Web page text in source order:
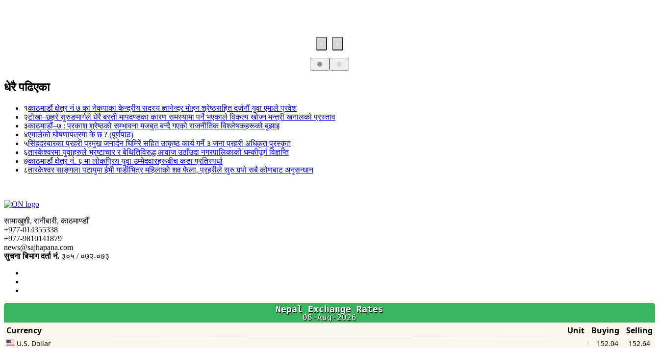
‹ ›
धेरै पढिएका
१काठमाडौं क्षेत्र नं ७ का नेकपाका केन्द्रीय सदस्य ज्ञानेन्द्र मोहन श्रेष्ठसहित दर्जनौं युवा एमाले प्रवेश
२टोखा–छहरे सुरुङमार्गले धेरै बस्ती मापदण्डका कारण समस्यामा पर्ने भएकाले विकल्प खोज्न मन्त्री खनालको प्रस्ताव
३काठमाडौं–७ : प्रकाश श्रेष्ठको सम्भावना मजबुत बन्दै गएको राजनीतिक विश्लेषकहरूको बुझाइ
४एमालेको घोषणापत्रमा के छ ? (पूर्णपाठ)
५सिंहदरबारका प्रहरी प्रमुख जनार्दन घिमिरे सहित उत्कृष्ठ कार्य गर्ने ३ जना प्रहरी अधिकृत पुरस्कृत
६तारकेश्वरमा युवाहरुले भ्रष्टाचार र बेथितिविरुद्ध आवाज उठाँउदा नगरपालिकाको धम्कीपूर्ण विज्ञप्ति
७काठमाडौं क्षेत्र नं. ६ मा लोकप्रिय युवा उम्मेदवारहरूबीच कडा प्रतिस्पर्धा
८तारकेश्वर साङ्गला पटापुमा ईभी गाडीभित्र महिलाको शव फेला, प्रहरीले सुरु गर्‍यो सबै कोणबाट अनुसन्धान
सामाखुशी, रानीबारी, काठमाण्डौँ
+977-014355338
+977-9810141879
news@sajhapana.com
सुचना बिभाग दर्ता नं. ३०५ / ०७२-०७३